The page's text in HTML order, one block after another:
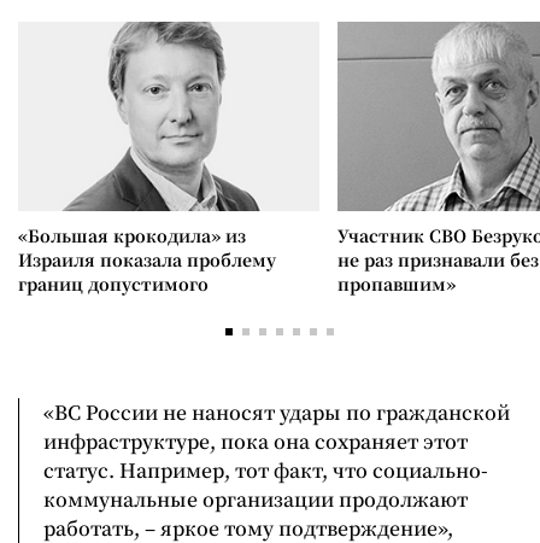
«Большая крокодила» из
Израиля показала проблему
границ допустимого
Участник СВО
не раз признавали
пропавшим»
«ВС России не наносят удары по гражданской
инфраструктуре, пока она сохраняет этот
статус. Например, тот факт, что социально-
коммунальные организации продолжают
работать, – яркое тому подтверждение»,